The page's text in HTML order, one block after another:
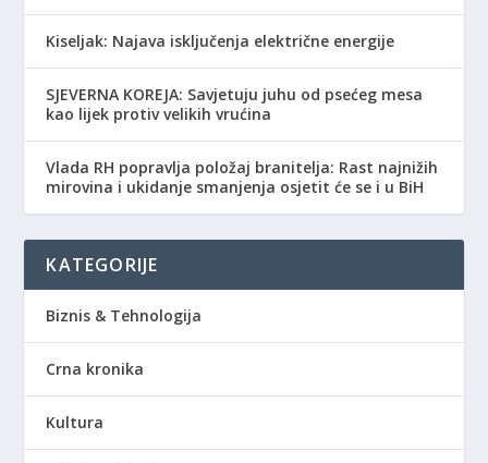
Kiseljak: Najava isključenja električne energije
SJEVERNA KOREJA: Savjetuju juhu od psećeg mesa
kao lijek protiv velikih vrućina
Vlada RH popravlja položaj branitelja: Rast najnižih
mirovina i ukidanje smanjenja osjetit će se i u BiH
KATEGORIJE
Biznis & Tehnologija
Crna kronika
Kultura